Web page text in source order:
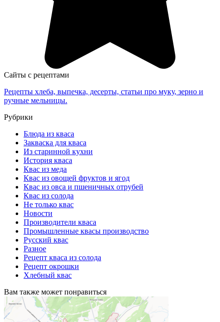
Сайты с рецептами
Рецепты хлеба, выпечка, десерты, статьи про муку, зерно и
ручные мельницы.
Рубрики
Блюда из кваса
Закваска для кваса
Из старинной кухни
История кваса
Квас из меда
Квас из овощей фруктов и ягод
Квас из овса и пшеничных отрубей
Квас из солода
Не только квас
Новости
Производители кваса
Промышленные квасы производство
Русский квас
Разное
Рецепт кваса из солода
Рецепт окрошки
Хлебный квас
Вам также может понравиться